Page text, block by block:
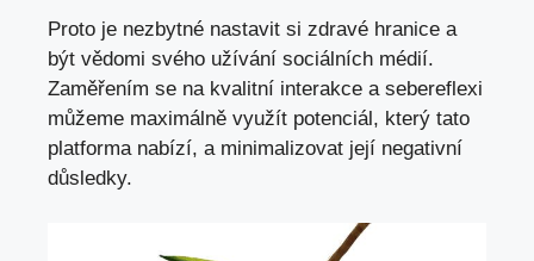
Proto je nezbytné nastavit si zdravé hranice a
být vědomi svého užívání sociálních médií.
Zaměřením se na kvalitní interakce a sebereflexi
můžeme maximálně využít potenciál, který tato
platforma nabízí, a minimalizovat její negativní
důsledky.